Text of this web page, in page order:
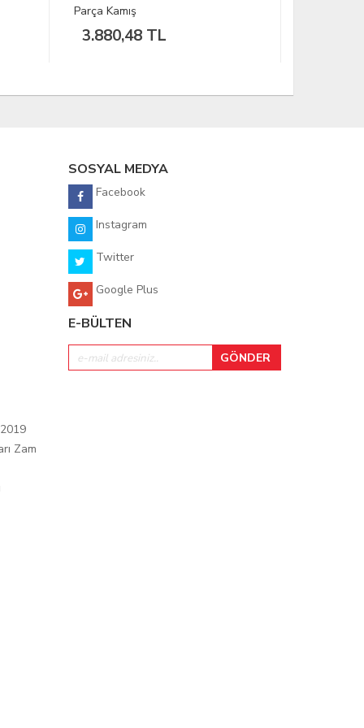
40.68 Dolar
Zam
SOSYAL MEDYA
Facebook
Instagram
Twitter
Google Plus
E-BÜLTEN